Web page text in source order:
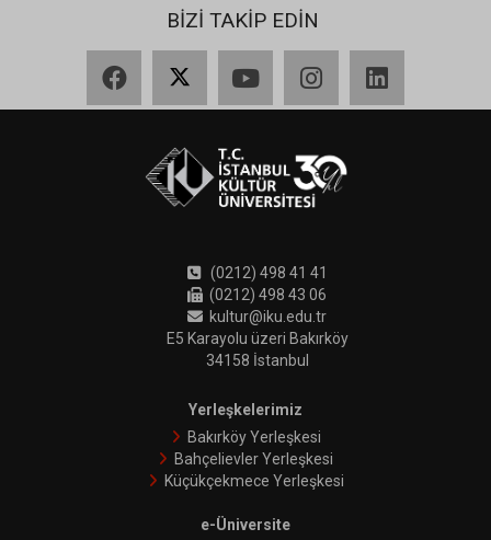
BİZİ TAKİP EDİN
(0212) 498 41 41
(0212) 498 43 06
kultur@iku.edu.tr
E5 Karayolu üzeri Bakırköy
34158 İstanbul
Yerleşkelerimiz
Bakırköy Yerleşkesi
Bahçelievler Yerleşkesi
Küçükçekmece Yerleşkesi
e-Üniversite